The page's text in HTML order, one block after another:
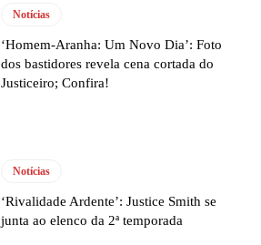
Notícias
‘Homem-Aranha: Um Novo Dia’: Foto
dos bastidores revela cena cortada do
Justiceiro; Confira!
Notícias
‘Rivalidade Ardente’: Justice Smith se
junta ao elenco da 2ª temporada